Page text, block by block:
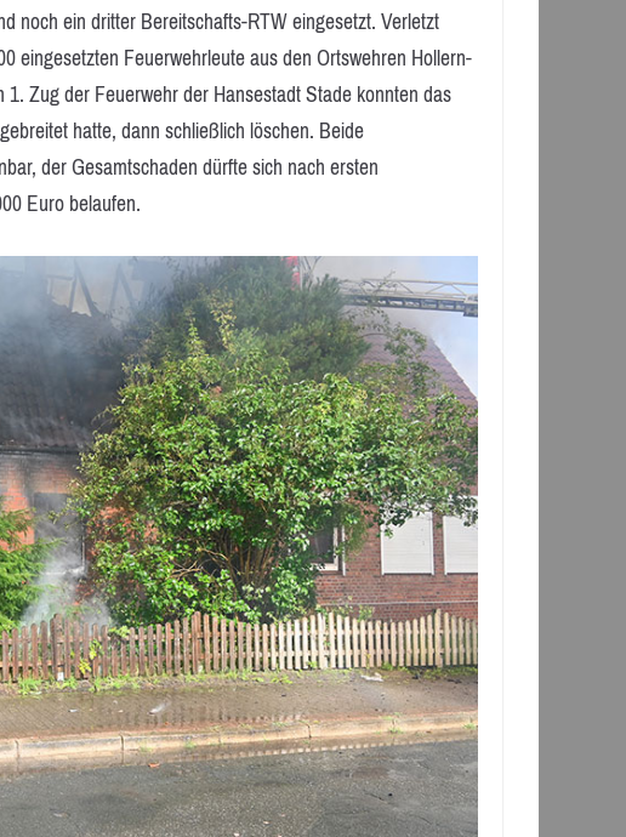
noch ein dritter Bereitschafts-RTW eingesetzt. Verletzt
eingesetzten Feuerwehrleute aus den Ortswehren Hollern-
Zug der Feuerwehr der Hansestadt Stade konnten das
hatte, dann schließlich löschen. Beide
der Gesamtschaden dürfte sich nach ersten
Euro belaufen.